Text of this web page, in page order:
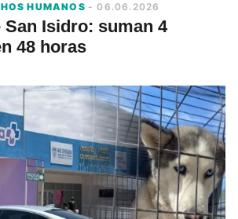
HUMANOS - 06.06.2026
San Isidro: suman 4
48 horas